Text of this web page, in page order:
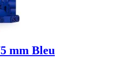
mm Bleu